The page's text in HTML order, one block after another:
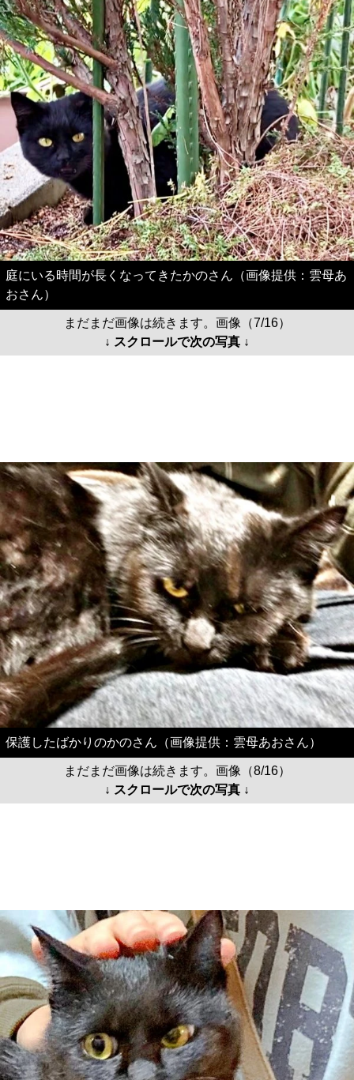
庭にいる時間が長くなってきたかのさん（画像提供：雲母あ
おさん）
まだまだ画像は続きます。画像（7/16）
↓ スクロールで次の写真 ↓
保護したばかりのかのさん（画像提供：雲母あおさん）
まだまだ画像は続きます。画像（8/16）
↓ スクロールで次の写真 ↓